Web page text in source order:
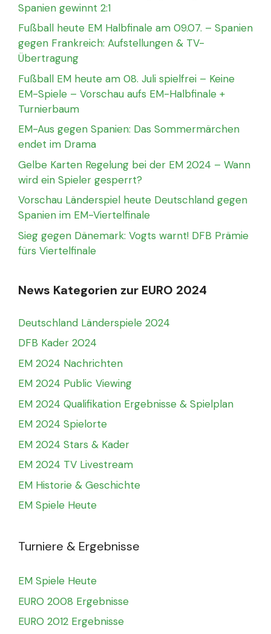
Spanien gewinnt 2:1
Fußball heute EM Halbfinale am 09.07. – Spanien
gegen Frankreich: Aufstellungen & TV-
Übertragung
Fußball EM heute am 08. Juli spielfrei – Keine
EM-Spiele – Vorschau aufs EM-Halbfinale +
Turnierbaum
EM-Aus gegen Spanien: Das Sommermärchen
endet im Drama
Gelbe Karten Regelung bei der EM 2024 – Wann
wird ein Spieler gesperrt?
Vorschau Länderspiel heute Deutschland gegen
Spanien im EM-Viertelfinale
Sieg gegen Dänemark: Vogts warnt! DFB Prämie
fürs Viertelfinale
News Kategorien zur EURO 2024
Deutschland Länderspiele 2024
DFB Kader 2024
EM 2024 Nachrichten
EM 2024 Public Viewing
EM 2024 Qualifikation Ergebnisse & Spielplan
EM 2024 Spielorte
EM 2024 Stars & Kader
EM 2024 TV Livestream
EM Historie & Geschichte
EM Spiele Heute
Turniere & Ergebnisse
EM Spiele Heute
EURO 2008 Ergebnisse
EURO 2012 Ergebnisse